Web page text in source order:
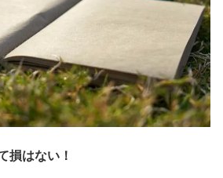
損はない！